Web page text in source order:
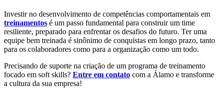
Investir no desenvolvimento de competências comportamentais em
treinamentos é um passo fundamental para construir um time
resiliente, preparado para enfrentar os desafios do futuro. Ter uma
equipe bem treinada é sinônimo de conquistas em longo prazo, tanto
para os colaboradores como para a organização como um todo.
Precisando de suporte na criação de um programa de treinamento
focado em soft skills? Entre em contato com a Álamo e transforme
a cultura da sua empresa!